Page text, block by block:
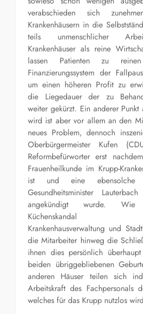
verabschieden sich
Krankenhäusern in die
teils unmenschlicher
Krankenhäuser als reine
lassen Patienten zu
Finanzierungssystem der
um einen höheren Profit zu
die Liegedauer der zu
weiter gekürzt. Ein anderer
wird ist aber vor allem an den
neues Problem, dennoch
Oberbürgermeister Kufen
Reformbefürworter erst
Frauenheilkunde im Krupp-
ist und eine ebensolche
Gesundheitsminister
angekündigt wurde.
Küchenskandal
Krankenhausverwaltung und
die Mitarbeiter hinweg die
ihnen dies persönlich
beiden übriggebliebenen
anderen Häuser teilen sich
Arbeitskraft des Fachpersonals
welches für das Krupp nutzlos